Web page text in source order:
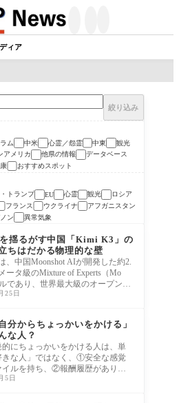
ィア
絞り込み
ム 中米 心霊／怨霊 中東
観光
アメリカ 他県の情報
データベース
おすすめスポット
トランプ EU 心霊 観光
ロシア
フランス ウクライナ
アフガニスタン
ン 異常気象
揺るがす中国「Kimi K3」の
ちはだかる物理的な壁
、中国Moonshot AIが開発した約2.
ータ級のMixture of Experts（Mo
であり、世界最大級のオープンウ
として国
25日
分からちょっかいをかける」
な人？
的にちょっかいをかける人は、単
きな人」ではなく、①安全な感覚
イルを持ち、②報酬履歴があり、
5日